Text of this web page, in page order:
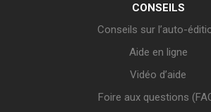
CONSEILS
Conseils sur l’auto-
Aide en ligne
Vidéo d’aide
Foire aux questions